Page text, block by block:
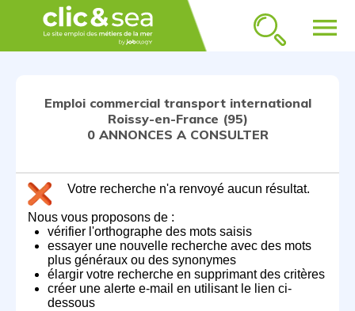
menu
Emploi commercial transport international
Roissy-en-France (95)
0 ANNONCES A CONSULTER
Votre recherche n'a renvoyé aucun résultat.
Nous vous proposons de :
vérifier l'orthographe des mots saisis
essayer une nouvelle recherche avec des mots
plus généraux ou des synonymes
élargir votre recherche en supprimant des critères
créer une alerte e-mail en utilisant le lien ci-
dessous